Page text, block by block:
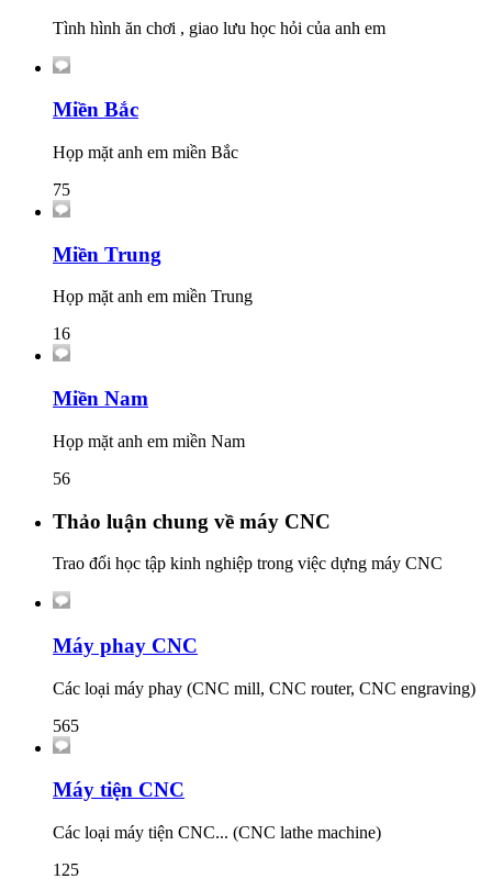
Tình hình ăn chơi , giao lưu học hỏi của anh em
Miền Bắc
Họp mặt anh em miền Bắc
75
Miền Trung
Họp mặt anh em miền Trung
16
Miền Nam
Họp mặt anh em miền Nam
56
Thảo luận chung về máy CNC
Trao đổi học tập kinh nghiệp trong việc dựng máy CNC
Máy phay CNC
Các loại máy phay (CNC mill, CNC router, CNC engraving)
565
Máy tiện CNC
Các loại máy tiện CNC... (CNC lathe machine)
125